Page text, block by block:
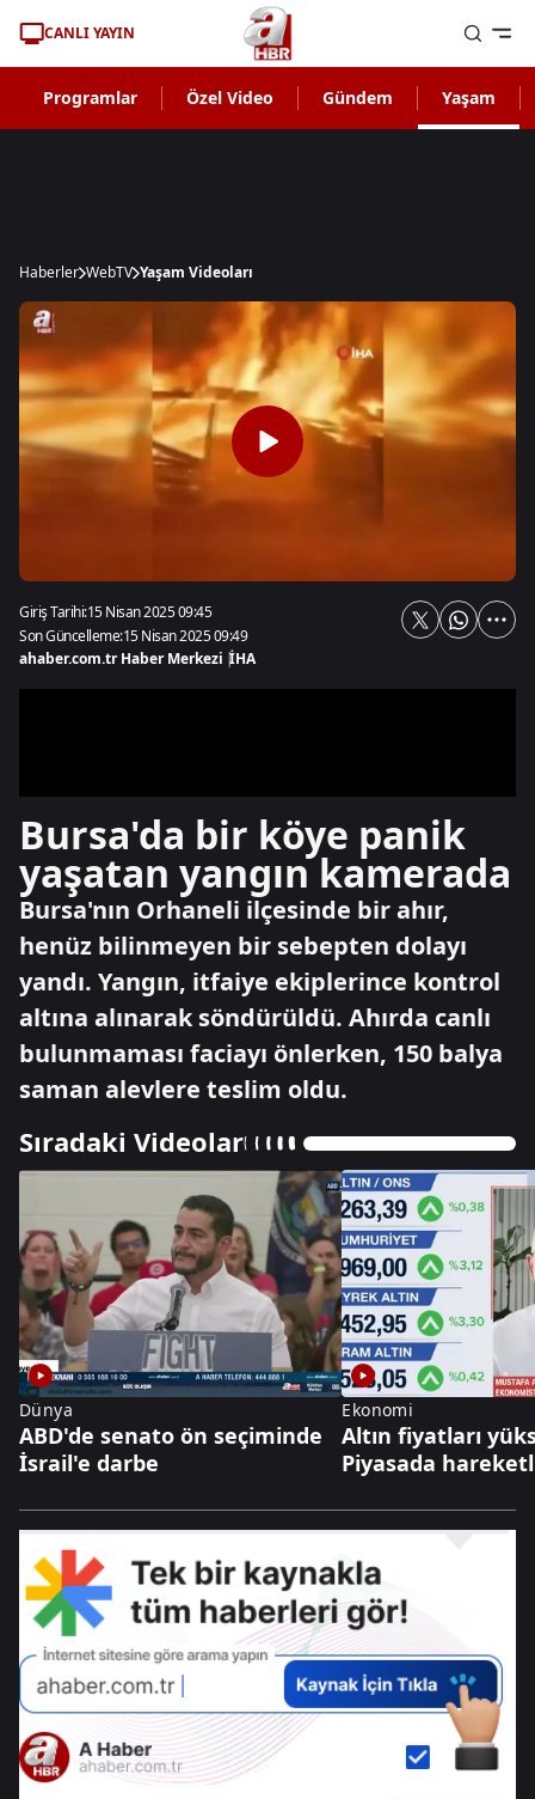
CANLI YAYIN
Programlar Özel Video Gündem Yaşam
Haberler WebTV Yaşam Videoları
Giriş Tarihi:15 Nisan 2025 09:45
Son Güncelleme:15 Nisan 2025 09:49
ahaber.com.tr Haber Merkezi |İHA
Bursa'da bir köye panik
yaşatan yangın kamerada
Bursa'nın Orhaneli ilçesinde bir ahır,
henüz bilinmeyen bir sebepten dolayı
yandı. Yangın, itfaiye ekiplerince kontrol
altına alınarak söndürüldü. Ahırda canlı
bulunmaması faciayı önlerken, 150 balya
saman alevlere teslim oldu.
Sıradaki Videolar
Dünya
ABD'de senato ön seçiminde
İsrail'e darbe
Ekonomi
Altın fiyatları
Piyasada